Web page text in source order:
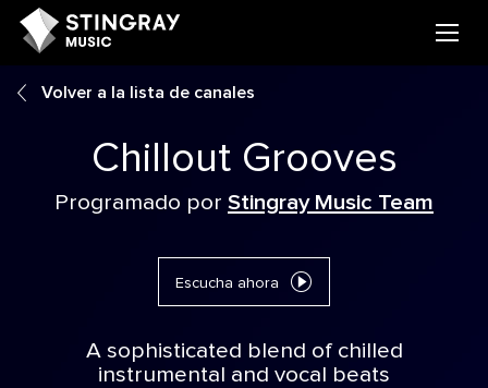
Volver a la lista de canales
Chillout Grooves
Programado por Stingray Music Team
Escucha ahora
A sophisticated blend of chilled
instrumental and vocal beats